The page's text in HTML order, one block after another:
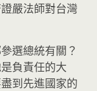
嚴法師對台灣
選總統有關？
負責任的大
到先進國家的